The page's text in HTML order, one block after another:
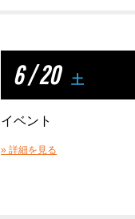
6 / 20 土
イベント
» 詳細を見る